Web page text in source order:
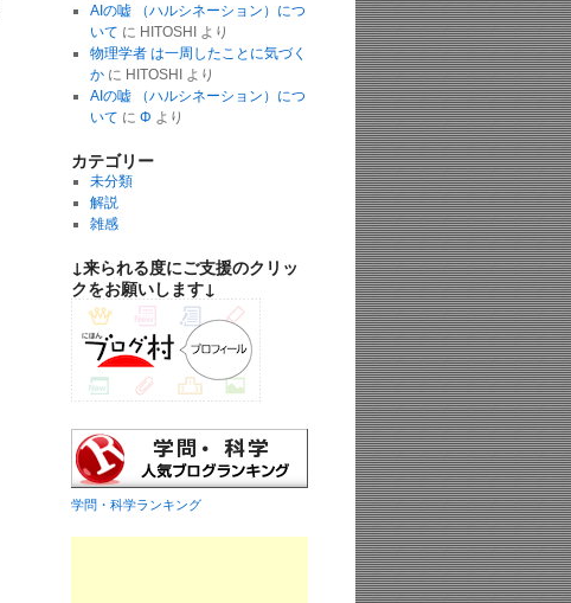
AIの嘘 （ハルシネーション）につ
いて に HITOSHI
より
物理学者 は一周したことに気づく
かに HITOSHI
より
AIの嘘 （ハルシネーション）につ
いて に Φ より
カテゴリー
未分類
解説
雑感
↓来られる度にご支援のクリッ
クをお願いします↓
学問・科学ランキング